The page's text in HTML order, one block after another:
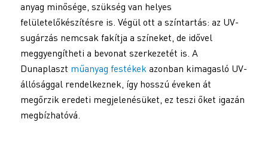
anyag minősége, szükség van helyes
felületelőkészítésre is. Végül ott a színtartás: az UV-
sugárzás nemcsak fakítja a színeket, de idővel
meggyengítheti a bevonat szerkezetét is. A
Dunaplaszt műanyag festékekazonban kimagasló UV-
állósággal rendelkeznek, így hosszú éveken át
megőrzik eredeti megjelenésüket, ez teszi őket igazán
megbízhatóvá.